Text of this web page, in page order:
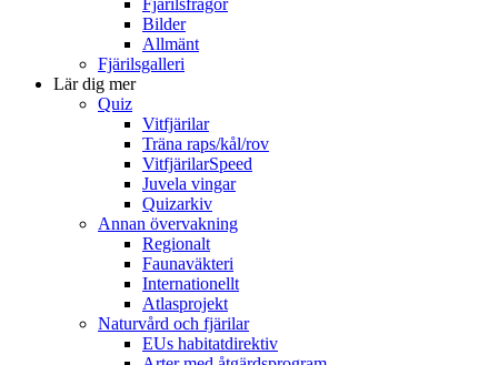
Bilder
Allmänt
Fjärilsgalleri
Lär dig mer
Quiz
Vitfjärilar
Träna raps/kål/rov
VitfjärilarSpeed
Juvela vingar
Quizarkiv
Annan övervakning
Regionalt
Faunaväkteri
Internationellt
Atlasprojekt
Naturvård och fjärilar
EUs habitatdirektiv